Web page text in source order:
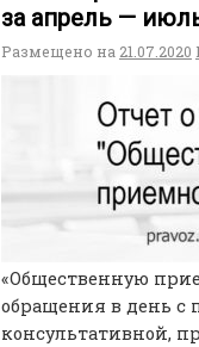
за апрель —
Размещено на 21.07.2020
«Общественную
обращения в день с
консультативной,